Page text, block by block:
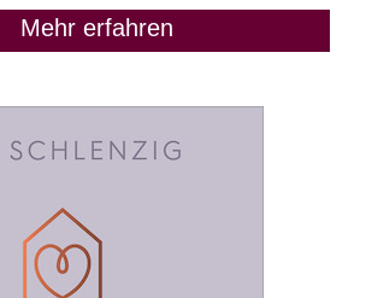
Mehr erfahren